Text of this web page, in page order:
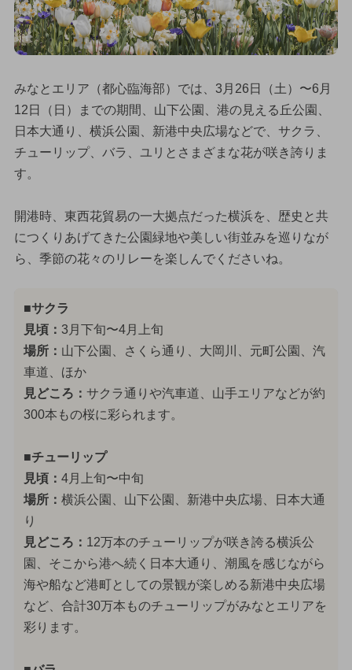
みなとエリア（都心臨海部）では、3月26日（土）〜6月
12日（日）までの期間、山下公園、港の見える丘公園、
日本大通り、横浜公園、新港中央広場などで、サクラ、
チューリップ、バラ、ユリとさまざまな花が咲き誇りま
す。
開港時、東西花貿易の一大拠点だった横浜を、歴史と共
につくりあげてきた公園緑地や美しい街並みを巡りなが
ら、季節の花々のリレーを楽しんでくださいね。
■サクラ
見頃： 3月下旬〜4月上旬
場所： 山下公園、さくら通り、大岡川、元町公園、汽
車道、ほか
見どころ： サクラ通りや汽車道、山手エリアなどが約
300本もの桜に彩られます。
■チューリップ
見頃： 4月上旬〜中旬
場所： 横浜公園、山下公園、新港中央広場、日本大通
り
見どころ： 12万本のチューリップが咲き誇る横浜公
園、そこから港へ続く日本大通り、潮風を感じながら
海や船など港町としての景観が楽しめる新港中央広場
など、合計30万本ものチューリップがみなとエリアを
彩ります。